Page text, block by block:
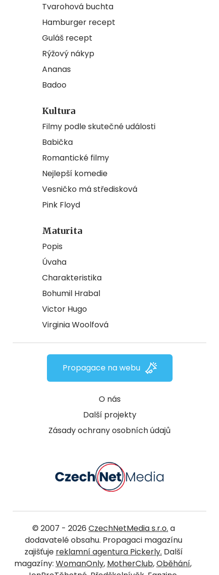
Tvarohová buchta
Hamburger recept
Guláš recept
Rýžový nákyp
Ananas
Badoo
Kultura
Filmy podle skutečné události
Babička
Romantické filmy
Nejlepší komedie
Vesničko má středisková
Pink Floyd
Maturita
Popis
Úvaha
Charakteristika
Bohumil Hrabal
Victor Hugo
Virginia Woolfová
O nás
Další projekty
Zásady ochrany osobních údajů
Propagace na webu
© 2007 - 2026 CzechNetMedia s.r.o. a
dodavatelé obsahu. Propagaci magazínu
zajišťuje reklamní agentura Pickerly. Další
magazíny: WomanOnly, MotherClub,Oběhání,